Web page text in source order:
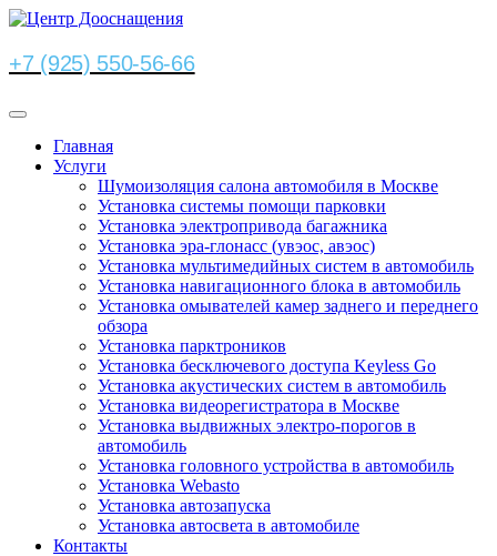
+7 (925) 550-56-66
Главная
Услуги
Шумоизоляция салона автомобиля в Москве
Установка системы помощи парковки
Установка электропривода багажника
Установка эра-глонасс (увэос, авэос)
Установка мультимедийных систем в автомобиль
Установка навигационного блока в автомобиль
Установка омывателей камер заднего и переднего
обзора
Установка парктроников
Установка бесключевого доступа Keyless Go
Установка акустических систем в автомобиль
Установка видеорегистратора в Москве
Установка выдвижных электро-порогов в
автомобиль
Установка головного устройства в автомобиль
Установка Webasto
Установка автозапуска
Установка автосвета в автомобиле
Контакты